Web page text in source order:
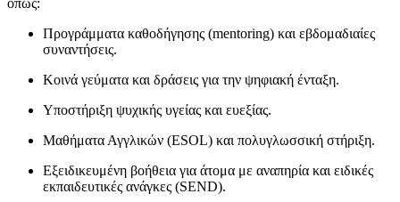
Προγράμματα καθοδήγησης (mentoring) και εβδομαδιαίες
συναντήσεις.
Κοινά γεύματα και δράσεις για την ψηφιακή ένταξη.
Υποστήριξη ψυχικής υγείας και ευεξίας.
Μαθήματα Αγγλικών (ESOL) και πολυγλωσσική στήριξη.
Εξειδικευμένη βοήθεια για άτομα με αναπηρία και ειδικές
εκπαιδευτικές ανάγκες (SEND).